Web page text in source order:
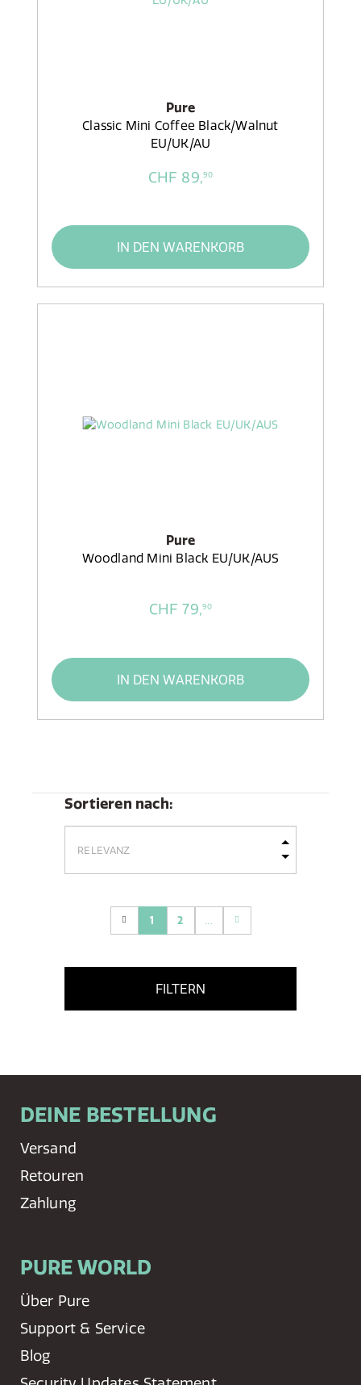
Pure
Classic Mini Coffee Black/Walnut
EU/UK/AU
CHF 89,90
IN DEN WARENKORB
Pure
Woodland Mini Black EU/UK/AUS
CHF 79,90
IN DEN WARENKORB
Sortieren nach:
1(current)
2
FILTERN
DEINE BESTELLUNG
Versand
Retouren
Zahlung
PURE WORLD
Über Pure
Support & Service
Blog